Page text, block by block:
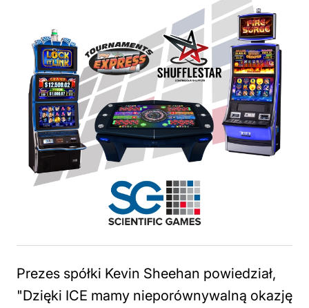
Prezes spółki Kevin Sheehan powiedział,
"Dzięki ICE mamy nieporównywalną okazję